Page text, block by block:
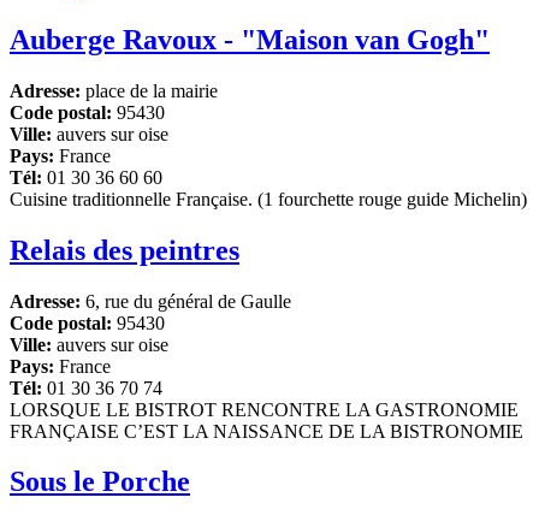
Auberge Ravoux - "Maison van Gogh"
Adresse: place de la mairie
Code postal: 95430
Ville: auvers sur oise
Pays: France
Tél: 01 30 36 60 60
Cuisine traditionnelle Française. (1 fourchette rouge guide Michelin)
Relais des peintres
Adresse: 6, rue du général de Gaulle
Code postal: 95430
Ville: auvers sur oise
Pays: France
Tél: 01 30 36 70 74
LORSQUE LE BISTROT RENCONTRE LA GASTRONOMIE
FRANÇAISE C’EST LA NAISSANCE DE LA BISTRONOMIE
Sous le Porche